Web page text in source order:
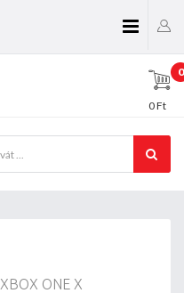
0
0 Ft
XBOX ONE X